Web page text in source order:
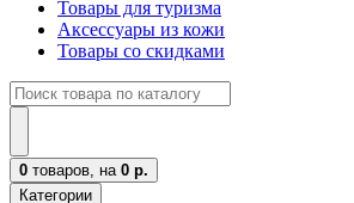
Товары для туризма
Аксессуары из кожи
Товары со скидками
0 товаров, на 0 р.
Категории